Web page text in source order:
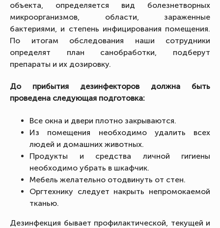
объекта, определяется вид болезнетворных
микроорганизмов, области, зараженные
бактериями, и степень инфицирования помещения.
По итогам обследования наши сотрудники
определят план санобработки, подберут
препараты и их дозировку.
До прибытия дезинфекторов должна быть
проведена следующая подготовка:
Все окна и двери плотно закрываются.
Из помещения необходимо удалить всех
людей и домашних животных.
Продукты и средства личной гигиены
необходимо убрать в шкафчик.
Мебель желательно отодвинуть от стен.
Оргтехнику следует накрыть непромокаемой
тканью.
Дезинфекция бывает профилактической, текущей и